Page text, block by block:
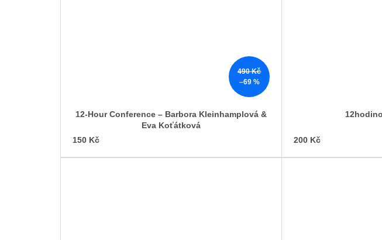
490 Kč
–69 %
12-Hour Conference – Barbora Kleinhamplová &
Eva Koťátková
150 Kč
200 Kč